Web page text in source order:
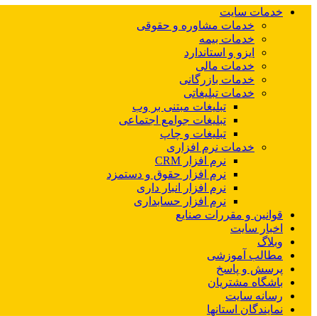
خدمات سایت
خدمات مشاوره و حقوقی
خدمات بیمه
ایزو و استاندارد
خدمات مالی
خدمات بازرگانی
خدمات تبلیغاتی
تبلیغات مبتنی بر وب
تبلیغات جوامع اجتماعی
تبلیغات و چاپ
خدمات نرم افزاری
نرم افزار CRM
نرم افزار حقوق و دستمزد
نرم افزار انبار داری
نرم افزار حسابداری
قوانین و مقررات صنایع
اخبار سایت
وبلاگ
مطالب آموزشی
پرسش و پاسخ
باشگاه مشتریان
رسانه سایت
نمایندگان استانها